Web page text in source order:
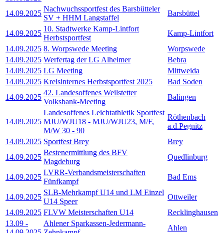
14.09.2025
Nachwuchssportfest des Barsbütteler
SV + HHM Langstaffel
Barsbüttel
14.09.2025
10. Stadtwerke Kamp-Lintfort
Herbstsportfest
Kamp-Lintfort
14.09.2025 8. Worpswede Meeting
Worpswede
14.09.2025 Werfertag der LG Alheimer
Bebra
14.09.2025 LG Meeting
Mittweida
14.09.2025 Kreisinternes Herbstsportfest 2025
Bad Soden
14.09.2025
42. Landesoffenes Weilstetter
Volksbank-Meeting
Balingen
14.09.2025
Landesoffenes Leichtathletik Sportfest
MJU/WJU18 - MJU/WJU23, M/F,
M/W 30 - 90
Röthenbach
a.d.Pegnitz
14.09.2025 Sportfest Brey
Brey
14.09.2025
Bestenermittlung des BFV
Magdeburg
Quedlinburg
14.09.2025
LVRR-Verbandsmeisterschaften
Fünfkampf
Bad Ems
14.09.2025
SLB-Mehrkampf U14 und LM Einzel
U14 Speer
Ottweiler
14.09.2025 FLVW Meisterschaften U14
Recklinghausen
13.09 -
Ahlener Sparkassen-Jedermann-
Ahlen